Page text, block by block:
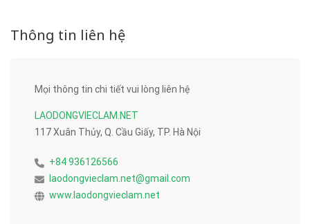
Thông tin liên hệ
Mọi thông tin chi tiết vui lòng liên hệ
LAODONGVIECLAM.NET
117 Xuân Thủy, Q. Cầu Giấy, TP. Hà Nội
+84 936126566
laodongvieclam.net@gmail.com
www.laodongvieclam.net